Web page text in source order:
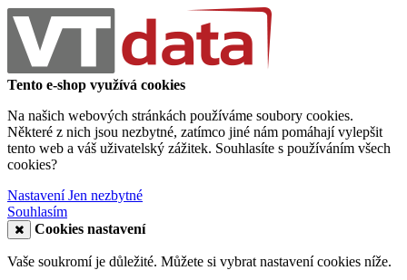
Tento e-shop využívá cookies
Na našich webových stránkách používáme soubory cookies.
Některé z nich jsou nezbytné, zatímco jiné nám pomáhají vylepšit
tento web a váš uživatelský zážitek. Souhlasíte s používáním všech
cookies?
NastaveníJen nezbytné
Souhlasím
Cookies nastavení
Vaše soukromí je důležité. Můžete si vybrat nastavení cookies níže.